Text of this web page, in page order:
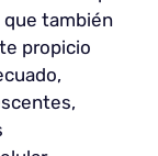
también
propicio